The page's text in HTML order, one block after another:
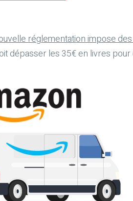
réglementation impose
dépasser les 35€ en livres pour